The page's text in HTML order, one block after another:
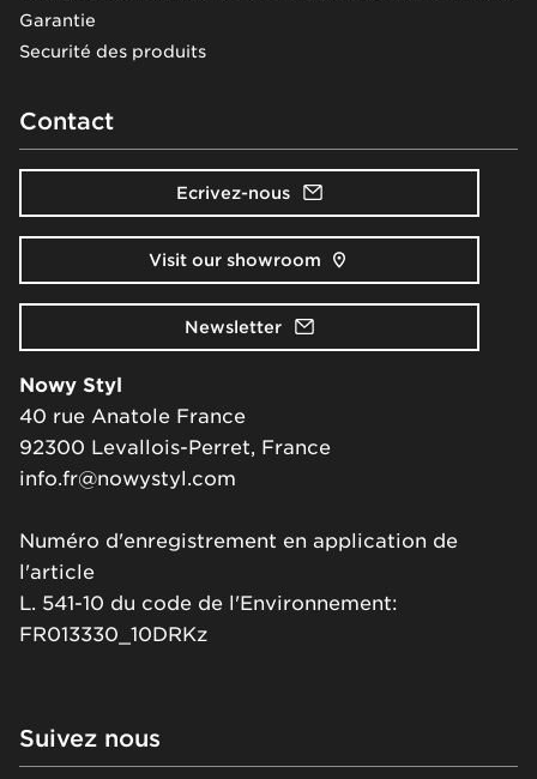
Garantie
Securité des produits
Contact
Ecrivez-nous
Visit our showroom
Newsletter
Nowy Styl
40 rue Anatole France
92300 Levallois-Perret, France
info.fr@nowystyl.com
Numéro d'enregistrement en application de
l'article
L. 541-10 du code de l'Environnement:
FR013330_10DRKz
Suivez nous